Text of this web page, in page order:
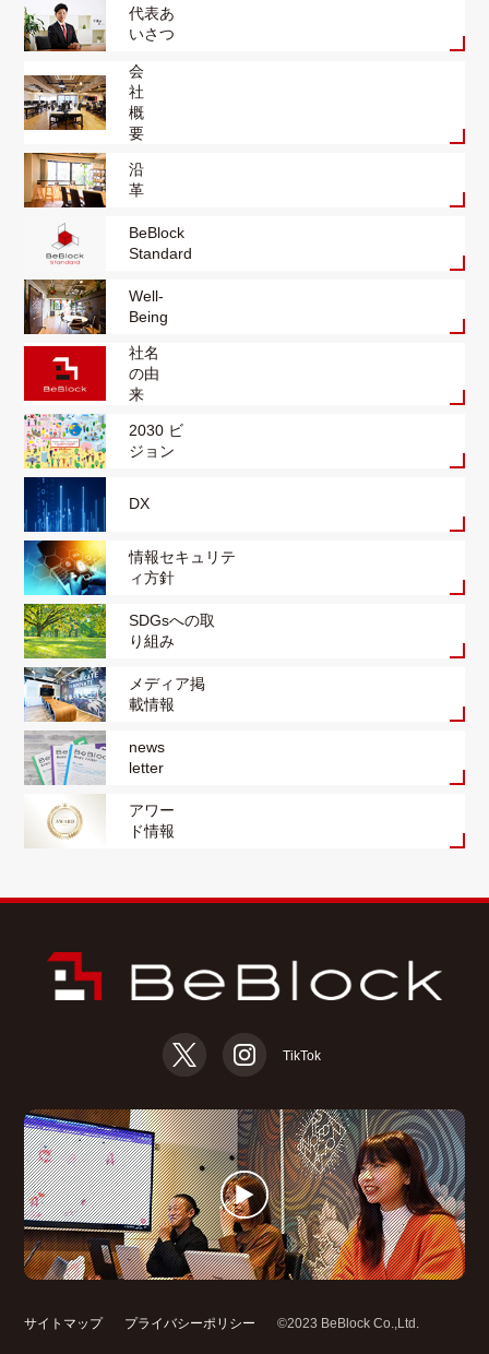
代表あ
いさつ
会
社
概
要
沿
革
BeBlock
Standard
Well-
Being
社名
の由
来
2030 ビ
ジョン
DX
情報セキュリテ
ィ方針
SDGsへの取
り組み
メディア掲
載情報
news
letter
アワー
ド情報
TikTok
サイトマップ プライバシーポリシー ©2023 BeBlock Co.,Ltd.